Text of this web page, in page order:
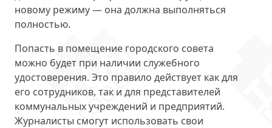
новому режиму — она должна выполняться
полностью.
Попасть в помещение городского совета
можно будет при наличии служебного
удостоверения. Это правило действует как для
его сотрудников, так и для представителей
коммунальных учреждений и предприятий.
Журналисты смогут использовать свои